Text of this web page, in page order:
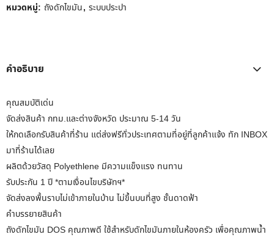
หมวดหมู่: ถังดักไขมัน, ระบบประปา
คำอธิบาย
คุณสมบัติเด่น
จัดส่งสินค้า กทม.และต่างจังหวัด ประมาณ 5-14 วัน
ให้กดเลือกรับสินค้าที่ร้าน แต่ส่งฟรีทั่วประเทศตามที่อยู่ที่ลูกค้าแจ้ง ทัก INBOX
มาที่ร้านได้เลย
ผลิตด้วยวัสดุ Polyethlene มีความแข็งแรง ทนทาน
รับประกัน 1 ปี *ตามเงื่อนไขบริษัทฯ*
จัดส่งลงพื้นราบไม่เข้าภายในบ้าน ไม่ขึ้นบนที่สูง ชั้นดาดฟ้า
คำบรรยายสินค้า
ถังดักไขมัน DOS คุณภาพดี ใช้สำหรับดักไขมันภายในห้องครัว เพื่อคุณภาพน้ำ